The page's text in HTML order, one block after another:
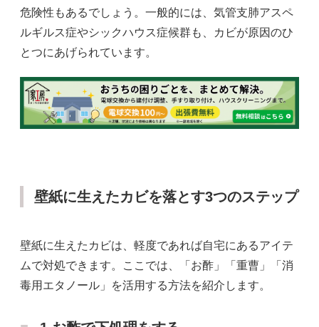
危険性もあるでしょう。一般的には、気管支肺アスペ
ルギルス症やシックハウス症候群も、カビが原因のひ
とつにあげられています。
壁紙に生えたカビを落とす3つのステップ
壁紙に生えたカビは、軽度であれば自宅にあるアイテ
ムで対処できます。ここでは、「お酢」「重曹」「消
毒用エタノール」を活用する方法を紹介します。